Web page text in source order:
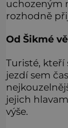
uchozeným
rozhodně
Od Šikmé
Turisté, kteří
jezdí sem
jejich
výše.